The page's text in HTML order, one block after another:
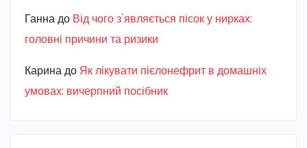
Ганна до Від чого з’являється пісок у нирках:
головні причини та ризики
Карина до Як лікувати пієлонефрит в домашніх
умовах: вичерпний посібник